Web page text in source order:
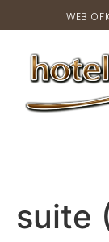
WEB
suite